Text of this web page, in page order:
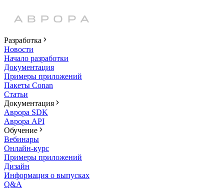
Разработка
Новости
Начало разработки
Документация
Примеры приложений
Пакеты Conan
Статьи
Документация
Аврора SDK
Аврора API
Обучение
Вебинары
Онлайн-курс
Примеры приложений
Дизайн
Информация о выпусках
Q&A